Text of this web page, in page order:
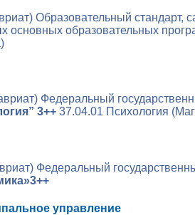
Образовательный стандарт,
основных образовательных
Федеральный
3++ 37.04.01 Психология
Федеральный
управление